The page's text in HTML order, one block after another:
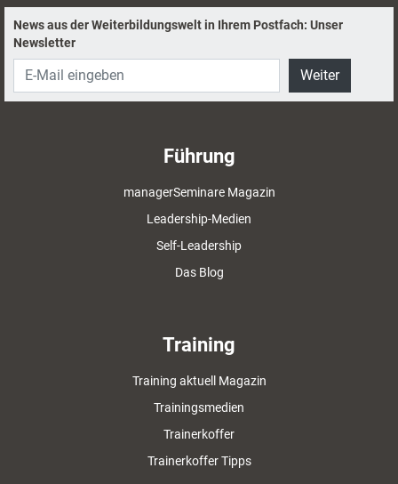
News aus der Weiterbildungswelt in Ihrem Postfach: Unser
Newsletter
Weiter
Führung
managerSeminare Magazin
Leadership-Medien
Self-Leadership
Das Blog
Training
Training aktuell Magazin
Trainingsmedien
Trainerkoffer
Trainerkoffer Tipps